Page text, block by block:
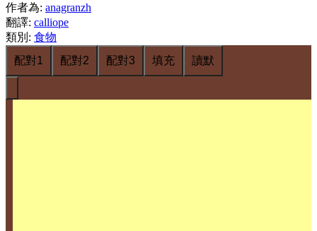
作者為: anagranzh
翻譯: calliope
類別 : 食物
配對1
配對2 配對3 填充 讀默